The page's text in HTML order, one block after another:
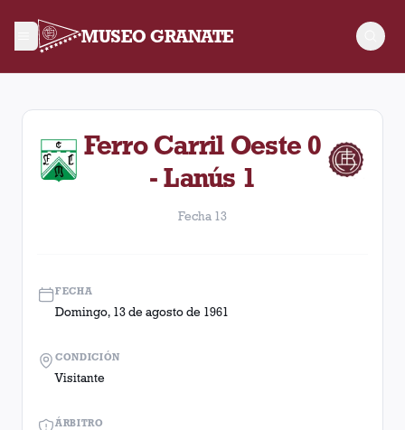
MUSEO GRANATE
Fecha 13. Partido entre Lanús y Ferro Carril Oeste
Ferro Carril Oeste 0
- Lanús 1
Fecha 13
FECHA
Domingo, 13 de agosto de 1961
ÁRBITRO
CONDICIÓN
Visitante